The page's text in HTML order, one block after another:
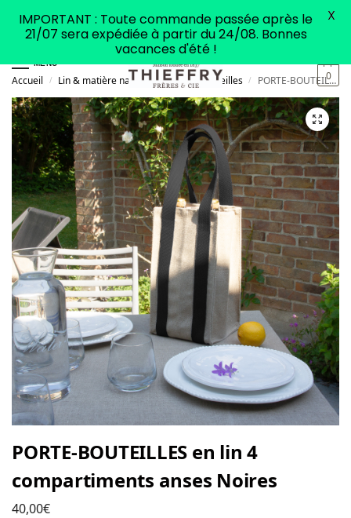
MENU
0
Accueil / Lin & matière naturelle / Porte-bouteilles / PORTE-BOUTEILLES en lin 4 compartiments anses Noires
PORTE-BOUTEILLES en lin 4
compartiments anses Noires
40,00€
IMPORTANT : Toute commande passée après le
21/07 sera expédiée à partir du 24/08. Bonnes
vacances d'été !
X